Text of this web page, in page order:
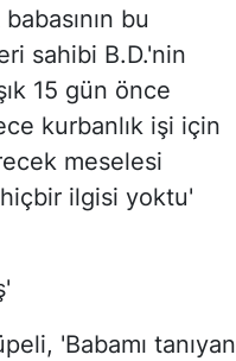
bu
sahibi B.D.'nin
15 gün önce
kurbanlık işi için
meselesi
ilgisi yoktu'
'Babamı tanıyan